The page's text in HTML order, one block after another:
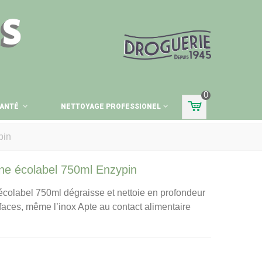
NETTOYAGE PROFESSIONEL
0
écolabel 750ml Enzypin
750ml dégraisse et nettoie en profondeur
même l’inox Apte au contact alimentaire